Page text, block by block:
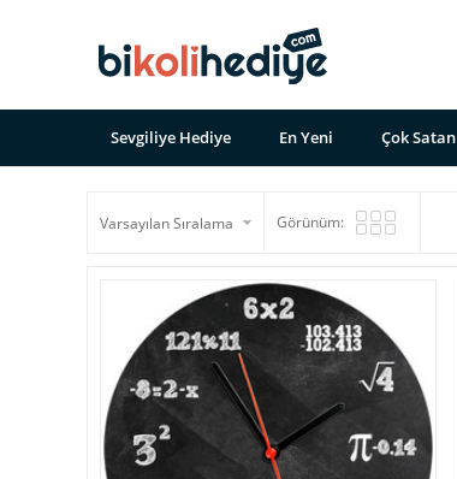
Sevgiliye Hediye En Yeni Çok Satan
Görünüm: